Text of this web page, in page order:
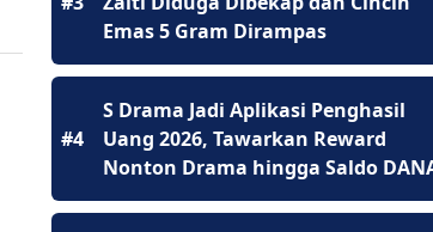
Emas 5 Gram Dirampas
#4
S Drama Jadi Aplikasi Penghasil
Uang 2026, Tawarkan Reward
Nonton Drama hingga Saldo